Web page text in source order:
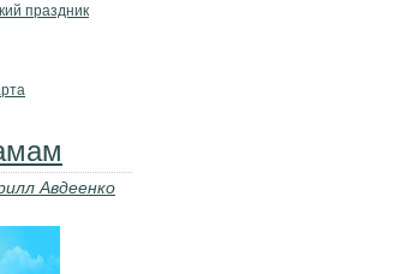
праздник
Авдеенко